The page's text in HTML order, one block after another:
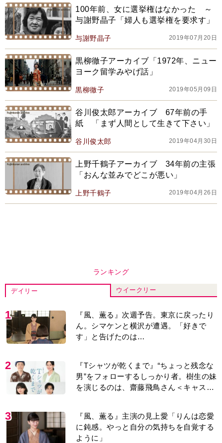
100年前、女に選挙権はなかった ～
与謝野晶子「婦人も選挙権を要求す」
与謝野晶子 2019年07月20日
黒柳徹子アーカイブ「1972年、ニュー
ヨーク留学みやげ話」
黒柳徹子 2019年05月09日
谷川俊太郎アーカイブ 67年前の手
紙 「まず人間として生きて下さい」
谷川俊太郎 2019年04月30日
上野千鶴子アーカイブ 34年前の主張
「おんな並みでどこが悪い」
上野千鶴子 2019年04月26日
1
『風、薫る』次週予告。東京に戻ったり
す」と告げたのは…
2
『Tシャツが乾くまで』“ちょっと残念な
を演じるのは、齋藤飛鳥さん＜キャスト
紹介＞
『風、薫る』主演の見上愛「りんは恋愛
ように」